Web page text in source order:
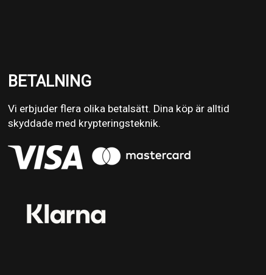
BETALNING
Vi erbjuder flera olika betalsätt. Dina köp är alltid
skyddade med krypteringsteknik.